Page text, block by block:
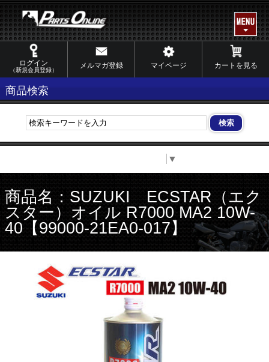
ログイン
（新規会員登録）
メルマガ登録 マイページ カートを見る
商品検索
▼
商品名：SUZUKI ECSTAR（エク
スター）オイル R7000 MA2 10W-
40【99000-21EA0-017】